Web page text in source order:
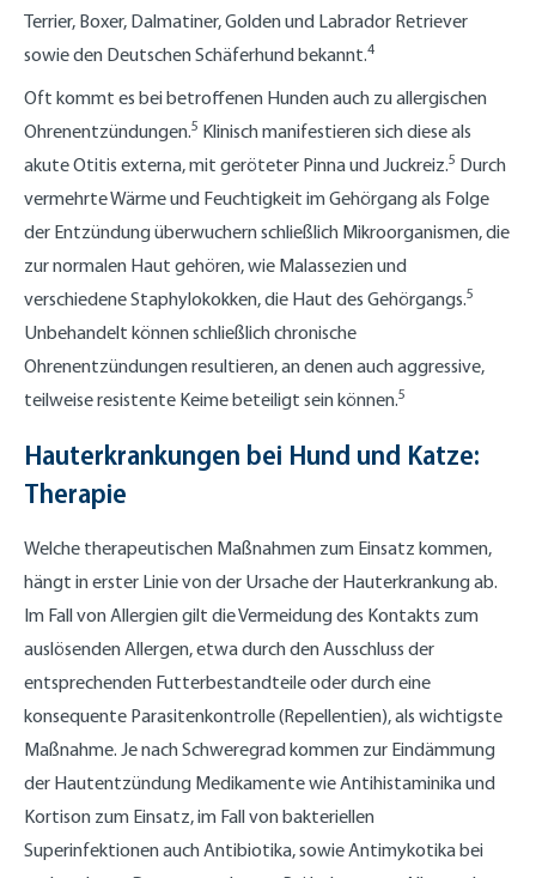
Terrier, Boxer, Dalmatiner, Golden und Labrador Retriever
sowie den Deutschen Schäferhund bekannt.4
Oft kommt es bei betroffenen Hunden auch zu allergischen
Ohrenentzündungen.5 Klinisch manifestieren sich diese als
akute Otitis externa, mit geröteter Pinna und Juckreiz.5 Durch
vermehrte Wärme und Feuchtigkeit im Gehörgang als Folge
der Entzündung überwuchern schließlich Mikroorganismen, die
zur normalen Haut gehören, wie Malassezien und
verschiedene Staphylokokken, die Haut des Gehörgangs.5
Unbehandelt können schließlich chronische
Ohrenentzündungen resultieren, an denen auch aggressive,
teilweise resistente Keime beteiligt sein können.5
Hauterkrankungen bei Hund und Katze:
Therapie
Welche therapeutischen Maßnahmen zum Einsatz kommen,
hängt in erster Linie von der Ursache der Hauterkrankung ab.
Im Fall von Allergien gilt die Vermeidung des Kontakts zum
auslösenden Allergen, etwa durch den Ausschluss der
entsprechenden Futterbestandteile oder durch eine
konsequente Parasitenkontrolle (Repellentien), als wichtigste
Maßnahme. Je nach Schweregrad kommen zur Eindämmung
der Hautentzündung Medikamente wie Antihistaminika und
Kortison zum Einsatz, im Fall von bakteriellen
Superinfektionen auch Antibiotika, sowie Antimykotika bei